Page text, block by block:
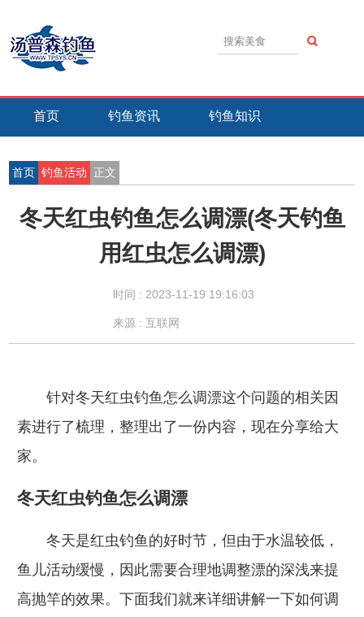
首页 钓鱼资讯 钓鱼知识
首页 钓鱼活动 正文
冬天红虫钓鱼怎么调漂(冬天钓鱼
用红虫怎么调漂)
时间 : 2023-11-19 19:16:03
来源 : 互联网
针对冬天红虫钓鱼怎么调漂这个问题的相关因
素进行了梳理，整理出了一份内容，现在分享给大
家。
冬天红虫钓鱼怎么调漂
冬天是红虫钓鱼的好时节，但由于水温较低，
鱼儿活动缓慢，因此需要合理地调整漂的深浅来提
高抛竿的效果。下面我们就来详细讲解一下如何调